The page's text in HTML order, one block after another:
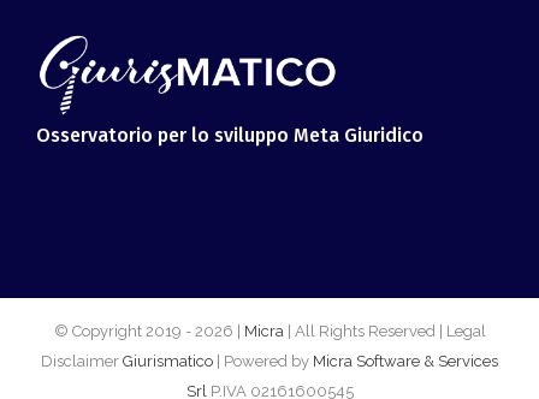
Osservatorio per lo sviluppo Meta Giuridico
© Copyright 2019 - 2026 | Micra| All Rights Reserved | Legal
Disclaimer Giurismatico | Powered by Micra Software & Services
SrlP.IVA 02161600545